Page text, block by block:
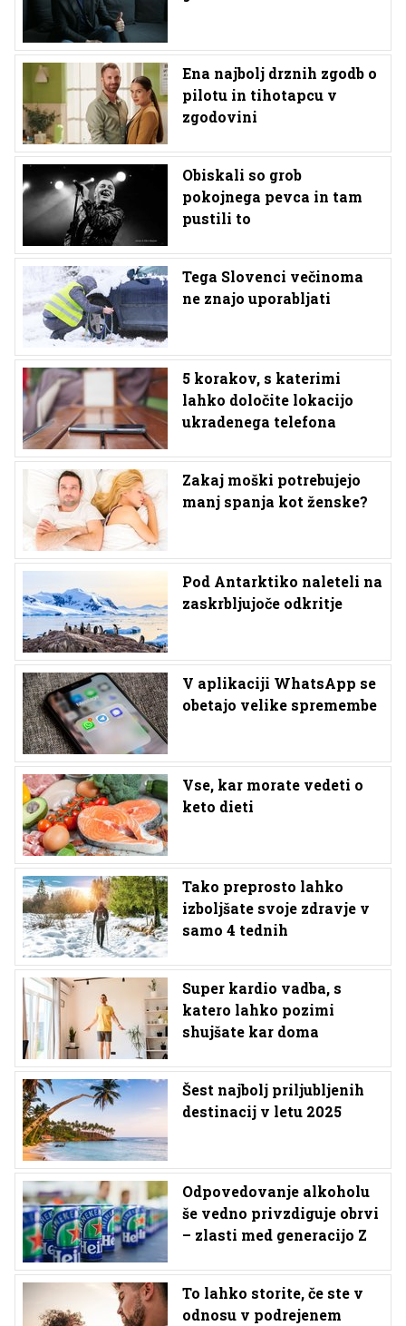
Ena najbolj drznih zgodb o
pilotu in tihotapcu v
zgodovini
Obiskali so grob
pokojnega pevca in tam
pustili to
Tega Slovenci večinoma
ne znajo uporabljati
5 korakov, s katerimi
lahko določite lokacijo
ukradenega telefona
Zakaj moški potrebujejo
manj spanja kot ženske?
Pod Antarktiko naleteli na
zaskrbljujoče odkritje
V aplikaciji WhatsApp se
obetajo velike spremembe
Vse, kar morate vedeti o
keto dieti
Tako preprosto lahko
izboljšate svoje zdravje v
samo 4 tednih
Super kardio vadba, s
katero lahko pozimi
shujšate kar doma
Šest najbolj priljubljenih
destinacij v letu 2025
Odpovedovanje alkoholu
še vedno privzdiguje obrvi
– zlasti med generacijo Z
To lahko storite, če ste v
odnosu v podrejenem